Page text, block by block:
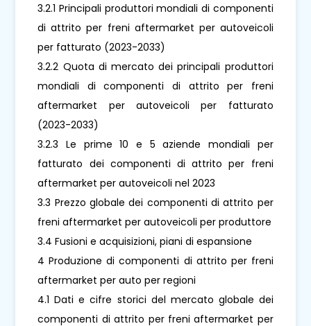
3.2.1 Principali produttori mondiali di componenti
di attrito per freni aftermarket per autoveicoli
per fatturato (2023-2033)
3.2.2 Quota di mercato dei principali produttori
mondiali di componenti di attrito per freni
aftermarket per autoveicoli per fatturato
(2023-2033)
3.2.3 Le prime 10 e 5 aziende mondiali per
fatturato dei componenti di attrito per freni
aftermarket per autoveicoli nel 2023
3.3 Prezzo globale dei componenti di attrito per
freni aftermarket per autoveicoli per produttore
3.4 Fusioni e acquisizioni, piani di espansione
4 Produzione di componenti di attrito per freni
aftermarket per auto per regioni
4.1 Dati e cifre storici del mercato globale dei
componenti di attrito per freni aftermarket per